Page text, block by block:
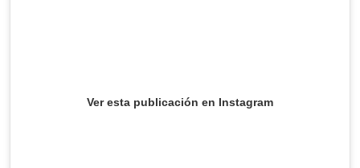
Ver esta publicación en Instagram